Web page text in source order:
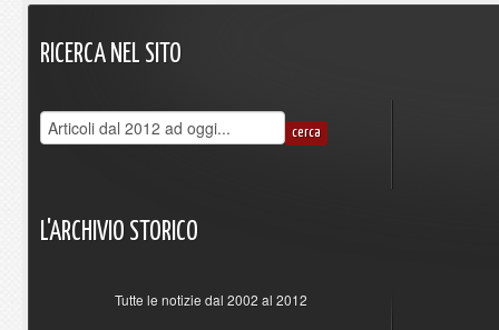
RICERCA NEL SITO
L'ARCHIVIO STORICO
Tutte le notizie dal 2002 al 2012